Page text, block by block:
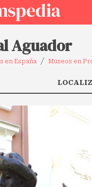
Aguador
en España Museos en